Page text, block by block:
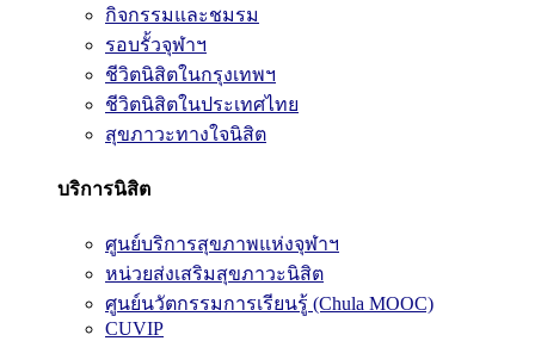
กิจกรรมและชมรม
รอบรั้วจุฬาฯ
ชีวิตนิสิตในกรุงเทพฯ
ชีวิตนิสิตในประเทศไทย
สุขภาวะทางใจนิสิต
บริการนิสิต
ศูนย์บริการสุขภาพแห่งจุฬาฯ
หน่วยส่งเสริมสุขภาวะนิสิต
ศูนย์นวัตกรรมการเรียนรู้ (Chula MOOC)
CUVIP